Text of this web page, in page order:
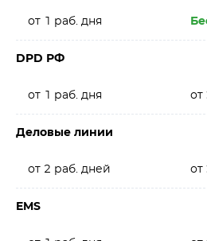
от 1 раб. дня
DPD РФ
от 1 раб. дня от
Деловые линии
от 2 раб. дней от
EMS